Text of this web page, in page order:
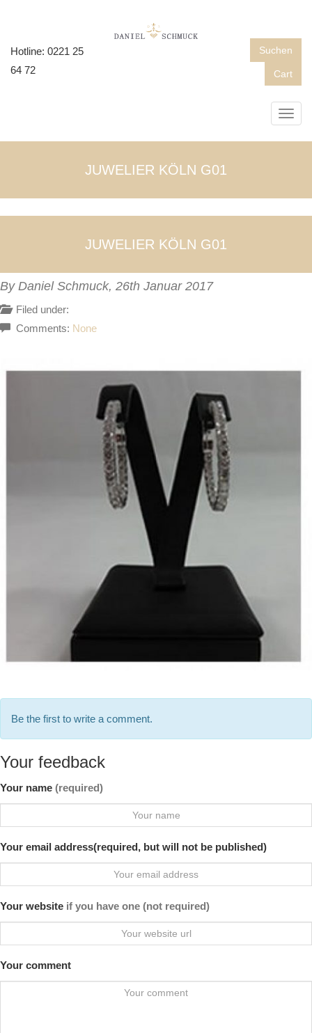
Hotline: 0221 25
64 72
Suchen
Cart
JUWELIER KÖLN G01
JUWELIER KÖLN G01
By Daniel Schmuck, 26th Januar 2017
Filed under:
Comments: None
Be the first to write a comment.
Your feedback
Your name (required)
Your email address(required, but will not be published)
Your website if you have one (not required)
Your comment